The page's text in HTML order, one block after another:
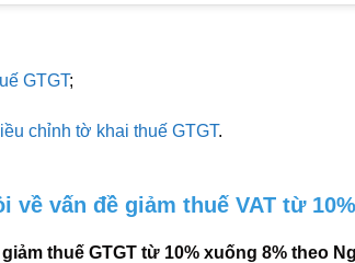
GTGT;
chỉnh tờ khai thuế GTGT.
về vấn đề giảm thuế VAT từ
thuế GTGT từ 10% xuống 8% theo